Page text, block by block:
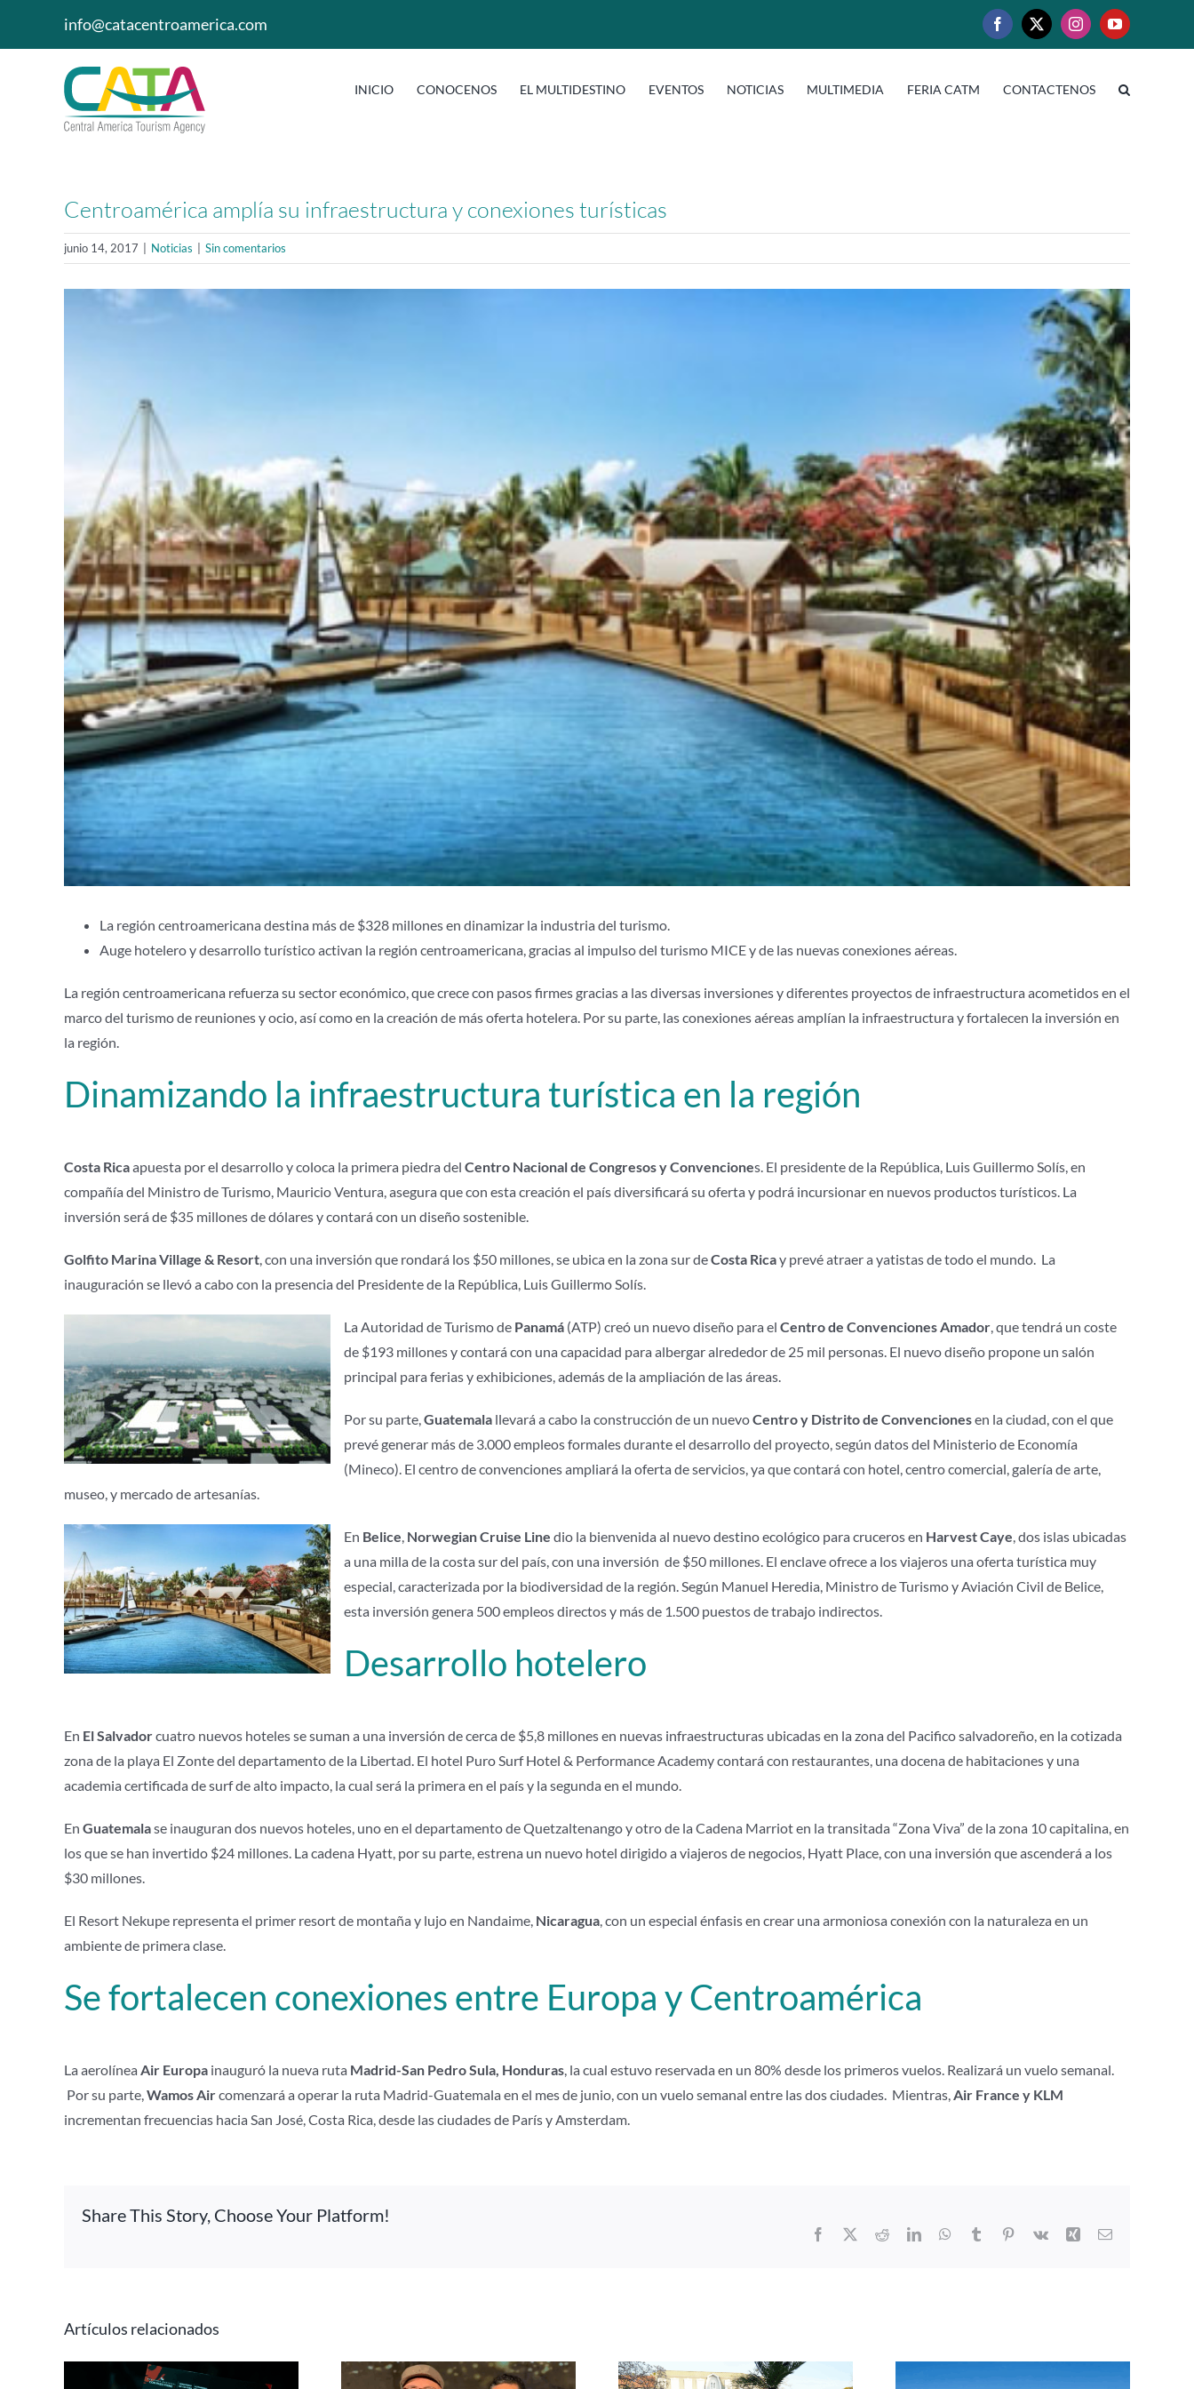
info@catacentroamerica.com Facebook
X InstagramYouTube
INICIO CONOCENOS EL MULTIDESTINO EVENTOS NOTICIAS MULTIMEDIA FERIA CATM CONTACTENOS
Centroamérica amplía su infraestructura y conexiones turísticas
junio 14, 2017 Noticias Sin comentarios
La región centroamericana destina más de $328 millones en dinamizar la industria del turismo.
Auge hotelero y desarrollo turístico activan la región centroamericana, gracias al impulso del turismo MICE y de las nuevas conexiones aéreas.
La región centroamericana refuerza su sector económico, que crece con pasos firmes gracias a las diversas inversiones y diferentes proyectos de infraestructura acometidos en el
marco del turismo de reuniones y ocio, así como en la creación de más oferta hotelera. Por su parte, las conexiones aéreas amplían la infraestructura y fortalecen la inversión en
la región.
Dinamizando la infraestructura turística en la región
Costa Ricaapuesta por el desarrollo y coloca la primera piedra del Centro Nacional de Congresos y Convenciones. El presidente de la República, Luis Guillermo Solís, en
compañía del Ministro de Turismo, Mauricio Ventura, asegura que con esta creación el país diversificará su oferta y podrá incursionar en nuevos productos turísticos. La
inversión será de $35 millones de dólares y contará con un diseño sostenible.
Golfito Marina Village & Resort, con una inversión que rondará los $50 millones, se ubica en la zona sur deCosta Ricay prevé atraer a yatistas de todo el mundo. La
inauguración se llevó a cabo con la presencia del Presidente de la República, Luis Guillermo Solís.
La Autoridad de Turismo de Panamá (ATP) creó un nuevo diseño para el Centro de Convenciones Amador, que tendrá un coste
de $193 millones y contará con una capacidad para albergar alrededor de 25 mil personas. El nuevo diseño propone un salón
principal para ferias y exhibiciones, además de la ampliación de las áreas.
Por su parte,Guatemala llevará a cabo la construcción de un nuevoCentro y Distrito de Convencionesen la ciudad, con el que
prevé generar más de 3.000 empleos formales durante el desarrollo del proyecto, según datos del Ministerio de Economía
(Mineco). El centro de convenciones ampliará la oferta de servicios, ya que contará con hotel, centro comercial, galería de arte,
museo, y mercado de artesanías.
En Belice, Norwegian Cruise Line dio la bienvenida al nuevo destino ecológico para cruceros en Harvest Caye, dos islas ubicadas
a una milla de la costa sur del país, con una inversión de $50 millones. El enclave ofrece a los viajeros una oferta turística muy
especial, caracterizada por la biodiversidad de la región. Según Manuel Heredia, Ministro de Turismo y Aviación Civil de Belice,
esta inversión genera 500 empleos directos y más de 1.500 puestos de trabajo indirectos.
Desarrollo hotelero
En El Salvadorcuatro nuevos hoteles se suman a una inversión de cerca de $5,8 millones en nuevas infraestructuras ubicadas en la zona del Pacifico salvadoreño, en la cotizada
zona de la playa El Zonte del departamento de la Libertad. El hotel Puro Surf Hotel & Performance Academy contará con restaurantes, una docena de habitaciones y una
academia certificada de surf de alto impacto, la cual será la primera en el país y la segunda en el mundo.
En Guatemalase inauguran dos nuevos hoteles, uno en el departamento de Quetzaltenango y otro de la Cadena Marriot en la transitada “Zona Viva” de la zona 10 capitalina, en
los que se han invertido $24 millones. La cadena Hyatt, por su parte, estrena un nuevo hotel dirigido a viajeros de negocios, Hyatt Place, con una inversión que ascenderá a los
$30 millones.
El Resort Nekupe representa el primer resort de montaña y lujo en Nandaime, Nicaragua, con un especial énfasis en crear una armoniosa conexión con la naturaleza en un
ambiente de primera clase.
Se fortalecen conexiones entre Europa y Centroamérica
La aerolínea Air Europa inauguró la nueva ruta Madrid-San Pedro Sula, Honduras, la cual estuvo reservada en un 80% desde los primeros vuelos. Realizará un vuelo semanal.
Por su parte,Wamos Aircomenzará a operar la ruta Madrid-Guatemala en el mes de junio, con un vuelo semanal entre las dos ciudades. Mientras,Air France y KLM
incrementan frecuencias hacia San José, Costa Rica, desde las ciudades de París y Amsterdam.
Share This Story, Choose Your Platform!
Facebook RedditLinkedInWhatsApp
Tumblr Pinterest
Vk Xing Correo
Artículos relacionados